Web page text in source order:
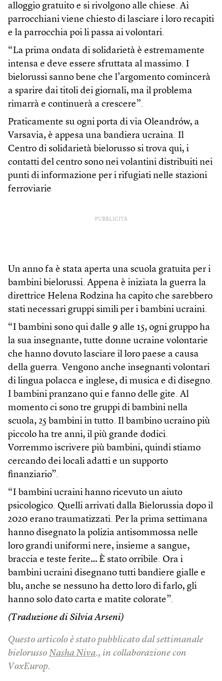
alloggio gratuito e si rivolgono alle chiese. Ai
parrocchiani viene chiesto di lasciare i loro recapiti
e la parrocchia poi li passa ai volontari.
“La prima ondata di solidarietà è estremamente
intensa e deve essere sfruttata al massimo. I
bielorussi sanno bene che l’argomento comincerà
a sparire dai titoli dei giornali, ma il problema
rimarrà e continuerà a crescere”.
Praticamente su ogni porta di via Oleandrów, a
Varsavia, è appesa una bandiera ucraina. Il
Centro di solidarietà bielorusso si trova qui, i
contatti del centro sono nei volantini distribuiti nei
punti di informazione per i rifugiati nelle stazioni
ferroviarie
PUBBLICITÀ
Un anno fa è stata aperta una scuola gratuita per i
bambini bielorussi. Appena è iniziata la guerra la
direttrice Helena Rodzina ha capito che sarebbero
stati necessari gruppi simili per i bambini ucraini.
“I bambini sono qui dalle 9 alle 15, ogni gruppo ha
la sua insegnante, tutte donne ucraine volontarie
che hanno dovuto lasciare il loro paese a causa
della guerra. Vengono anche insegnanti volontari
di lingua polacca e inglese, di musica e di disegno.
I bambini pranzano qui e fanno delle gite. Al
momento ci sono tre gruppi di bambini nella
scuola, 25 bambini in tutto. Il bambino ucraino più
piccolo ha tre anni, il più grande dodici.
Vorremmo iscrivere più bambini, quindi stiamo
cercando dei locali adatti e un supporto
finanziario”.
“I bambini ucraini hanno ricevuto un aiuto
psicologico. Quelli arrivati dalla Bielorussia dopo il
2020 erano traumatizzati. Per la prima settimana
hanno disegnato la polizia antisommossa nelle
loro grandi uniformi nere, insieme a sangue,
braccia e teste ferite… È stato orribile. Ora i
bambini ucraini disegnano tutti bandiere gialle e
blu, anche se nessuno ha detto loro di farlo, gli
hanno solo dato carta e matite colorate”.
(Traduzione di Silvia Arseni)
Questo articolo è stato pubblicato dal settimanale
bielorusso Nasha Niva., in collaborazione con
VoxEurop.